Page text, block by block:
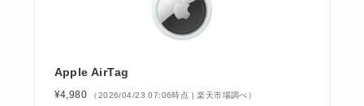
Apple AirTag
¥4,980 （2026/04/23 07:06時点 | 楽天市場調べ）